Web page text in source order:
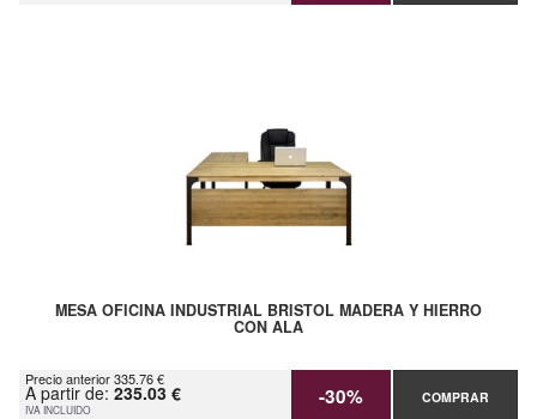
MESA OFICINA INDUSTRIAL BRISTOL MADERA Y HIERRO
CON ALA
Precio anterior 335.76 €
A partir de: 235.03 €
IVA INCLUIDO -30% COMPRAR